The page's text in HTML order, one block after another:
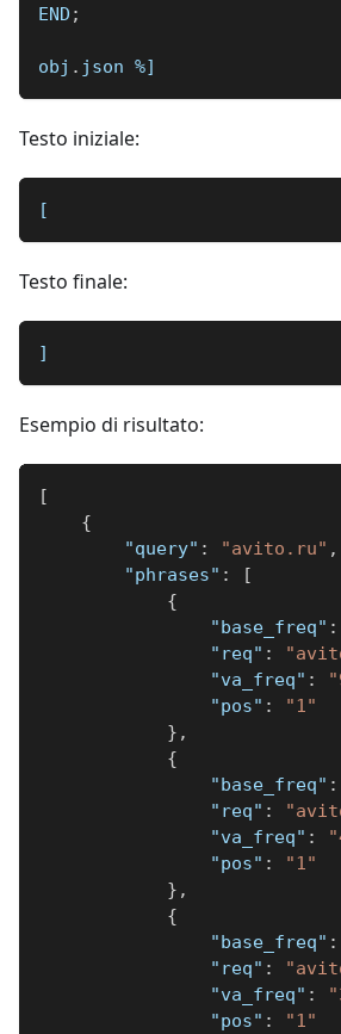
END ;
obj . json %]
Testo iniziale:
[
Testo finale:
]
Esempio di risultato:
[
{
"query" : "avito.ru" ,
"phrases" :
[
{
"base_freq" :
"req" :
"va_freq" :
"pos" :
"1"
} ,
{
"base_freq" :
"req" :
"va_freq" :
"pos" :
"1"
} ,
{
"base_freq" :
"req" :
"va_freq" :
"pos" :
"1"